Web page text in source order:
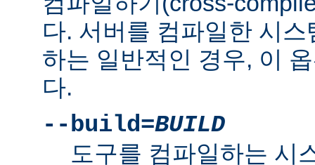
다. 서버를 컴파일한 시
하는 일반적인 경우, 이
다.
--build=BUILD
도구를 컴파일하는 시